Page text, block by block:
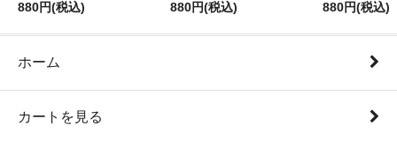
880円(税込)
880円(税込)
880円(税込)
ホーム
カートを見る